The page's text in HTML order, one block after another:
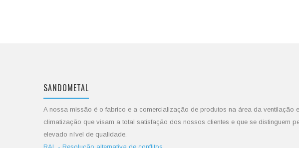
SANDOMETAL
A nossa missão é o fabrico e a comercialização de produtos na área da ventilação e
climatização que visam a total satisfação dos nossos clientes e que se distinguem
elevado nível de qualidade.